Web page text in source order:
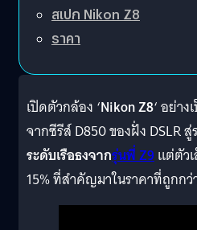
สเปก Nikon Z8
ราคา
เปิดตัวกล้อง ‘Nikon Z8‘ อย่า
จากซีรีส์ D850 ของฝั่ง DSLR
ระดับเรือธงจากรุ่นพี่ Z9แต่ตัว
15% ที่สำคัญมาในราคาที่ถูกกว่